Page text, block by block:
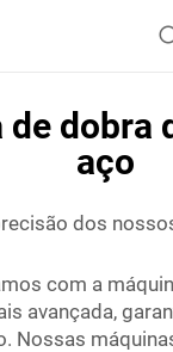
de dobra
aço
dos
com a
avançada,
Nossas